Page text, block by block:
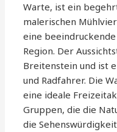
Warte, ist ein
malerischen
eine
Region. Der
Breitenstein und ist
und Radfahrer. Die
eine ideale
Gruppen, die die
die